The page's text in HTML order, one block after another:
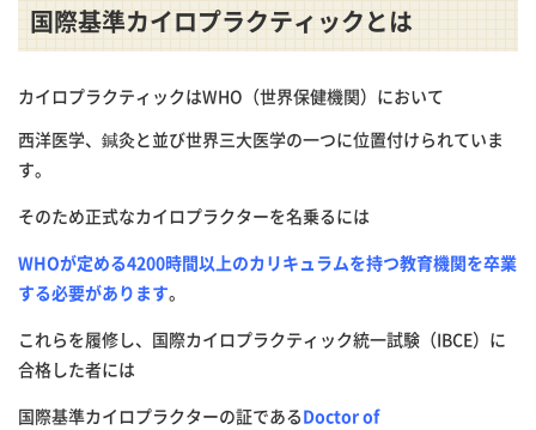
国際基準カイロプラクティックとは
カイロプラクティックはWHO（世界保健機関）において
西洋医学、鍼灸と並び世界三大医学の一つに位置付けられていま
す。
そのため正式なカイロプラクターを名乗るには
WHOが定める4200時間以上のカリキュラムを持つ教育機関を卒業
する必要があります。
これらを履修し、国際カイロプラクティック統一試験（IBCE）に
合格した者には
国際基準カイロプラクターの証であるDoctor of